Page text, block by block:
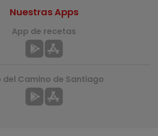
Nuestras Apps
App de recetas
del Camino de Santiago